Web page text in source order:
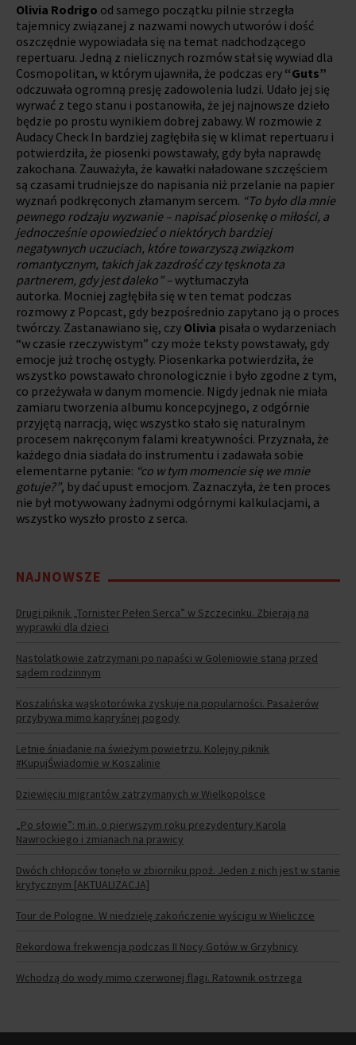
Olivia Rodrigo od samego początku pilnie strzegła
tajemnicy związanej z nazwami nowych utworów i dość
oszczędnie wypowiadała się na temat nadchodzącego
repertuaru. Jedną z nielicznych rozmów stał się wywiad dla
Cosmopolitan, w którym ujawniła, że podczas ery “Guts”
odczuwała ogromną presję zadowolenia ludzi. Udało jej się
wyrwać z tego stanu i postanowiła, że jej najnowsze dzieło
będzie po prostu wynikiem dobrej zabawy. W rozmowie z
Audacy Check In bardziej zagłębiła się w klimat repertuaru i
potwierdziła, że piosenki powstawały, gdy była naprawdę
zakochana. Zauważyła, że kawałki naładowane szczęściem
są czasami trudniejsze do napisania niż przelanie na papier
wyznań podkręconych złamanym sercem. “To było dla mnie
pewnego rodzaju wyzwanie – napisać piosenkę o miłości, a
jednocześnie opowiedzieć o niektórych bardziej
negatywnych uczuciach, które towarzyszą związkom
romantycznym, takich jak zazdrość czy tęsknota za
partnerem, gdy jest daleko” –wytłumaczyła
autorka. Mocniej zagłębiła się w ten temat podczas
rozmowy z Popcast, gdy bezpośrednio zapytano ją o proces
twórczy. Zastanawiano się, czy Olivia pisała o wydarzeniach
“w czasie rzeczywistym” czy może teksty powstawały, gdy
emocje już trochę ostygły. Piosenkarka potwierdziła, że
wszystko powstawało chronologicznie i było zgodne z tym,
co przeżywała w danym momencie. Nigdy jednak nie miała
zamiaru tworzenia albumu koncepcyjnego, z odgórnie
przyjętą narracją, więc wszystko stało się naturalnym
procesem nakręconym falami kreatywności. Przyznała, że
każdego dnia siadała do instrumentu i zadawała sobie
elementarne pytanie: “co w tym momencie się we mnie
gotuje?”, by dać upust emocjom. Zaznaczyła, że ten proces
nie był motywowany żadnymi odgórnymi kalkulacjami, a
wszystko wyszło prosto z serca.
NAJNOWSZE
Drugi piknik „Tornister Pełen Serca” w Szczecinku. Zbierają na
wyprawki dla dzieci
Nastolatkowie zatrzymani po napaści w Goleniowie staną przed
sądem rodzinnym
Koszalińska wąskotorówka zyskuje na popularności. Pasażerów
przybywa mimo kapryśnej pogody
Letnie śniadanie na świeżym powietrzu. Kolejny piknik
#KupujŚwiadomie w Koszalinie
Dziewięciu migrantów zatrzymanych w Wielkopolsce
„Po słowie”: m.in. o pierwszym roku prezydentury Karola
Nawrockiego i zmianach na prawicy
Dwóch chłopców tonęło w zbiorniku ppoż. Jeden z nich jest w stanie
krytycznym [AKTUALIZACJA]
Tour de Pologne. W niedzielę zakończenie wyścigu w Wieliczce
Rekordowa frekwencja podczas II Nocy Gotów w Grzybnicy
Wchodzą do wody mimo czerwonej flagi. Ratownik ostrzega